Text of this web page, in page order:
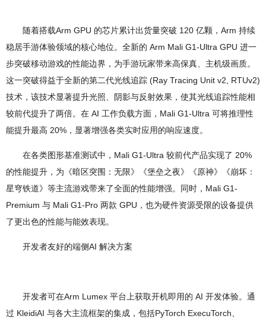
随着搭载Arm GPU 的芯片累计出货量突破 120 亿颗，Arm 持续
稳居手游体验领域的核心地位。全新的 Arm Mali G1-Ultra GPU 进一
步突破移动游戏的性能边界，为手游玩家带来高保真、主机级画质。
这一突破得益于全新的第二代光线追踪 (Ray Tracing Unit v2, RTUv2)
技术，该技术显著提升光照、阴影与反射效果，使其光线追踪性能相
较前代提升了两倍。在 AI 工作负载方面，Mali G1-Ultra 可将推理性
能提升最高 20%，显著增强各类实时应用的响应速度。
在各类图形基准测试中，Mali G1-Ultra 较前代产品实现了 20%
的性能提升，为《暗区突围：无限》《堡垒之夜》《原神》《崩坏：
星穹铁道》等主流游戏带来了全面的性能增强。同时，Mali G1-
Premium 与 Mali G1-Pro 两款 GPU，也为硬件资源受限的设备提供
了更出色的性能与能效表现。
开发者友好的端侧AI 解决方案
开发者可在Arm Lumex 平台上获取开机即用的 AI 开发体验。通
过 KleidiAI 与各大主流框架的集成，包括PyTorch ExecuTorch、